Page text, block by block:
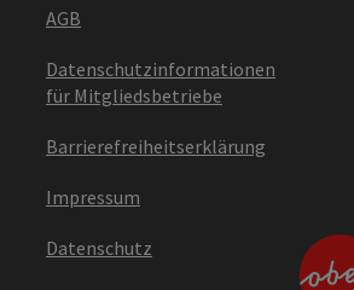
AGB
Datenschutzinformationen
für Mitgliedsbetriebe
Barrierefreiheitserklärung
Impressum
Datenschutz